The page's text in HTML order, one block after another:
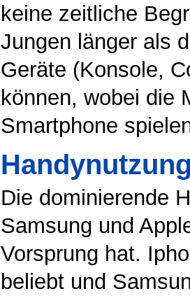
keine zeitliche
Jungen länger als
Geräte (Konsole,
können, wobei die
Smartphone
Die dominierende
Samsung und
Vorsprung hat.
beliebt und